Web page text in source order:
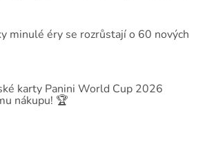
minulé éry se rozrůstají o 60 nových
karty Panini World Cup 2026
nákupu! 🏆